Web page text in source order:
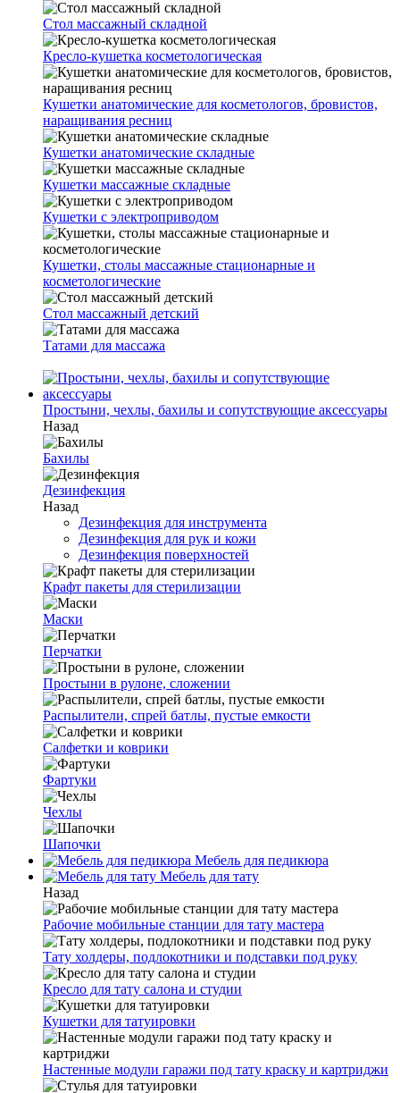
Стол массажный складной
Кресло-кушетка косметологическая
Кушетки анатомические для косметологов, бровистов,
наращивания ресниц
Кушетки анатомические складные
Кушетки массажные складные
Кушетки с электроприводом
Кушетки, столы массажные стационарные и
косметологические
Стол массажный детский
Татами для массажа
Простыни, чехлы, бахилы и сопутствующие аксессуары
Назад
Бахилы
Дезинфекция
Назад
Дезинфекция для инструмента
Дезинфекция для рук и кожи
Дезинфекция поверхностей
Крафт пакеты для стерилизации
Маски
Перчатки
Простыни в рулоне, сложении
Распылители, спрей батлы, пустые емкости
Салфетки и коврики
Фартуки
Чехлы
Шапочки
Мебель для педикюра
Мебель для тату
Назад
Рабочие мобильные станции для тату мастера
Тату холдеры, подлокотники и подставки под руку
Кресло для тату салона и студии
Кушетки для татуировки
Настенные модули гаражи под тату краску и картриджи